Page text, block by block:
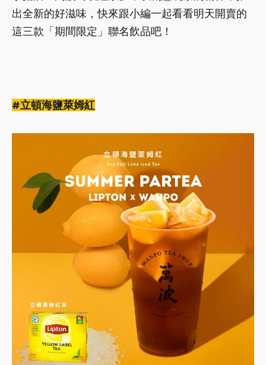
出全新的好滋味，快來跟小編一起看看明天開賣的
這三款「期間限定」聯名飲品吧！
#立頓海鹽萊姆紅